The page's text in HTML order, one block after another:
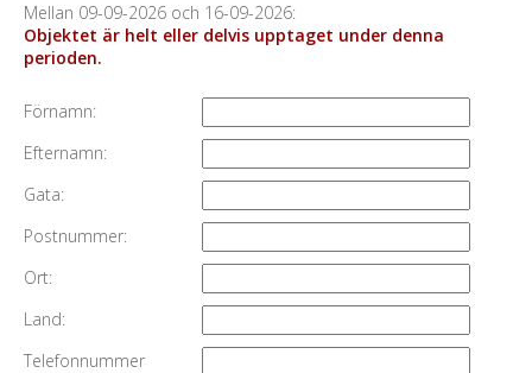
Mellan 09-09-2026 och 16-09-2026:
Objektet är helt eller delvis upptaget under denna
perioden.
Förnamn:
Efternamn:
Gata:
Postnummer:
Ort:
Land:
Telefonnummer